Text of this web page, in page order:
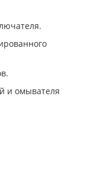
и омывателя